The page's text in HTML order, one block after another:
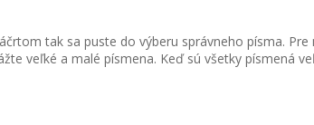
tak sa puste do výberu správneho písma. Pre
veľké a malé písmena. Keď sú všetky písmená